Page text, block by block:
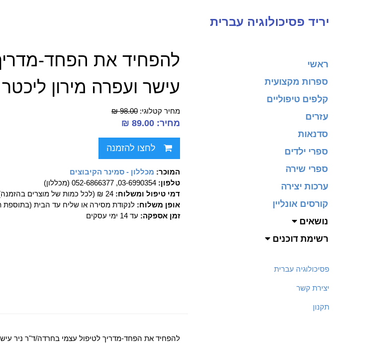
יריד פסיכולוגיה עברית
ראשי
ספרות מקצועית
קלפים טיפוליים
עזרים
סדנאות
ספרי ילדים
ספרי שירה
ערכות יצירה
קורסים אונליין
נושאים
רשימת דוכנים
פסיכולוגיה עברית
יצירת קשר
תקנון
להפחיד את הפחד-
עישר ועפרה מירון ליכטר
מחיר קטלוגי: 98.00 ₪
מחיר: 89.00 ₪
לחצו להזמנה
המוכר: מכללון - סמינר הקיבוצים
טלפון: 03-6990354, 052-6866377 (מכללון)
דמי טיפול ומשלוח: 24 ₪ (לכל כמות של מוצרים בהזמנה)
אופן משלוח: לנקודת מסירה או שליח עד הבית (בתוספת
זמן אספקה: עד 14 ימי עסקים
להפחיד את הפחד-מדריך לטיפול עצמי בחרדה/ד"ר ניר